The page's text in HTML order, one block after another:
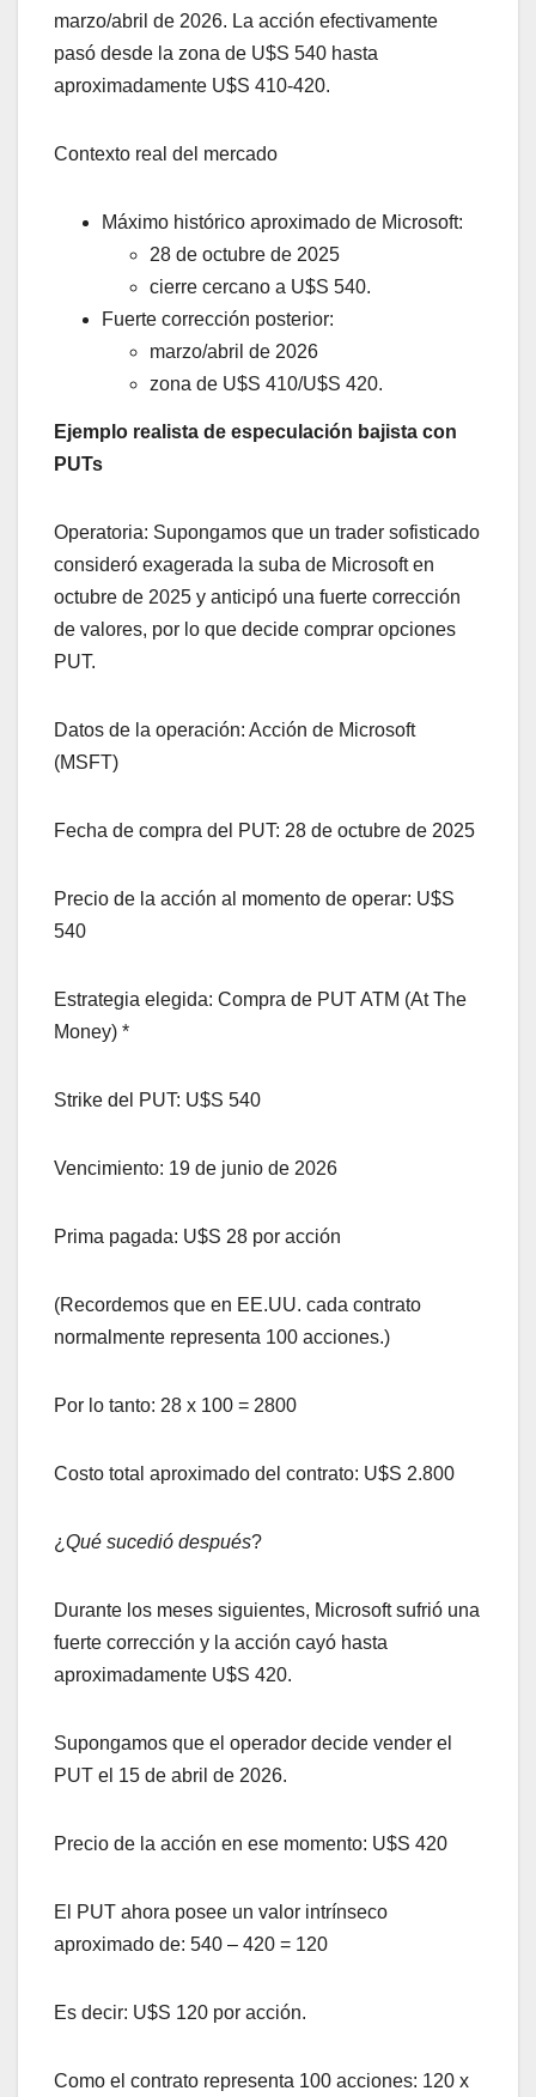
marzo/abril de 2026. La acción efectivamente
pasó desde la zona de U$S 540 hasta
aproximadamente U$S 410-420.
Contexto real del mercado
Máximo histórico aproximado de Microsoft:
28 de octubre de 2025
cierre cercano a U$S 540.
Fuerte corrección posterior:
marzo/abril de 2026
zona de U$S 410/U$S 420.
Ejemplo realista de especulación bajista con
PUTs
Operatoria: Supongamos que un trader sofisticado
consideró exagerada la suba de Microsoft en
octubre de 2025 y anticipó una fuerte corrección
de valores, por lo que decide comprar opciones
PUT.
Datos de la operación: Acción de Microsoft
(MSFT)
Fecha de compra del PUT: 28 de octubre de 2025
Precio de la acción al momento de operar: U$S
540
Estrategia elegida: Compra de PUT ATM (At The
Money) *
Strike del PUT: U$S 540
Vencimiento: 19 de junio de 2026
Prima pagada: U$S 28 por acción
(Recordemos que en EE.UU. cada contrato
normalmente representa 100 acciones.)
Por lo tanto: 28 x 100 = 2800
Costo total aproximado del contrato: U$S 2.800
¿ Qué sucedió después?
Durante los meses siguientes, Microsoft sufrió una
fuerte corrección y la acción cayó hasta
aproximadamente U$S 420.
Supongamos que el operador decide vender el
PUT el 15 de abril de 2026.
Precio de la acción en ese momento: U$S 420
El PUT ahora posee un valor intrínseco
aproximado de: 540 – 420 = 120
Es decir: U$S 120 por acción.
Como el contrato representa 100 acciones: 120 x